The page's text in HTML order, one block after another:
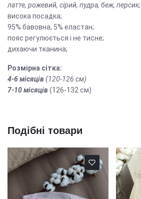
латте, рожевий, сірий, пудра, беж, персик;
висока посадка;
95% бавовна, 5% еластан;
пояс регулюється і не тисне;
дихаючи тканина;
Розмірна сітка:
4-6 місяців (120-126 см)
7-10 місяців (126-132 см)
Подібні товари